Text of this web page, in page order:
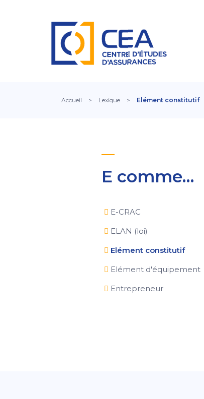
Accueil > Lexique > Elément constitutif
E comme…
E-CRAC
ELAN (loi)
Elément constitutif
Elément d'équipement
Entrepreneur